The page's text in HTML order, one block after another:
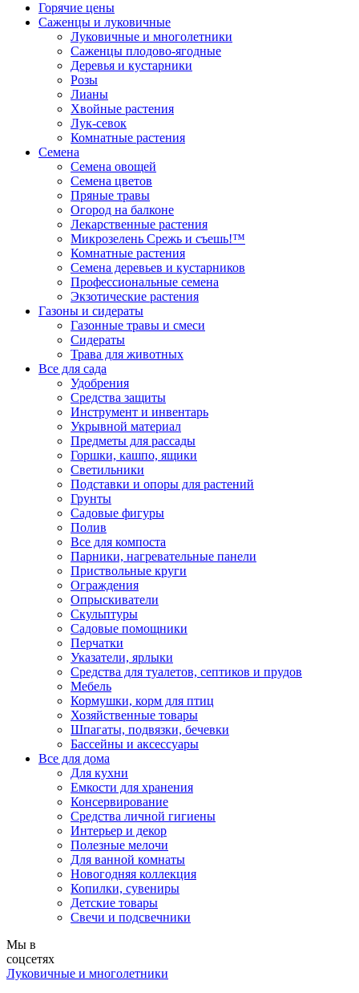
Горячие цены
Саженцы и луковичные
Луковичные и многолетники
Саженцы плодово-ягодные
Деревья и кустарники
Розы
Лианы
Хвойные растения
Лук-севок
Комнатные растения
Семена
Семена овощей
Семена цветов
Пряные травы
Огород на балконе
Лекарственные растения
Микрозелень Срежь и съешь!™
Комнатные растения
Семена деревьев и кустарников
Профессиональные семена
Экзотические растения
Газоны и сидераты
Газонные травы и смеси
Сидераты
Трава для животных
Все для сада
Удобрения
Средства защиты
Инструмент и инвентарь
Укрывной материал
Предметы для рассады
Горшки, кашпо, ящики
Светильники
Подставки и опоры для растений
Грунты
Садовые фигуры
Полив
Все для компоста
Парники, нагревательные панели
Приствольные круги
Ограждения
Опрыскиватели
Скульптуры
Садовые помощники
Перчатки
Указатели, ярлыки
Средства для туалетов, септиков и прудов
Мебель
Кормушки, корм для птиц
Хозяйственные товары
Шпагаты, подвязки, бечевки
Бассейны и аксессуары
Все для дома
Для кухни
Емкости для хранения
Консервирование
Средства личной гигиены
Интерьер и декор
Полезные мелочи
Для ванной комнаты
Новогодняя коллекция
Копилки, сувениры
Детские товары
Свечи и подсвечники
Мы в
соцсетях
Луковичные и многолетники